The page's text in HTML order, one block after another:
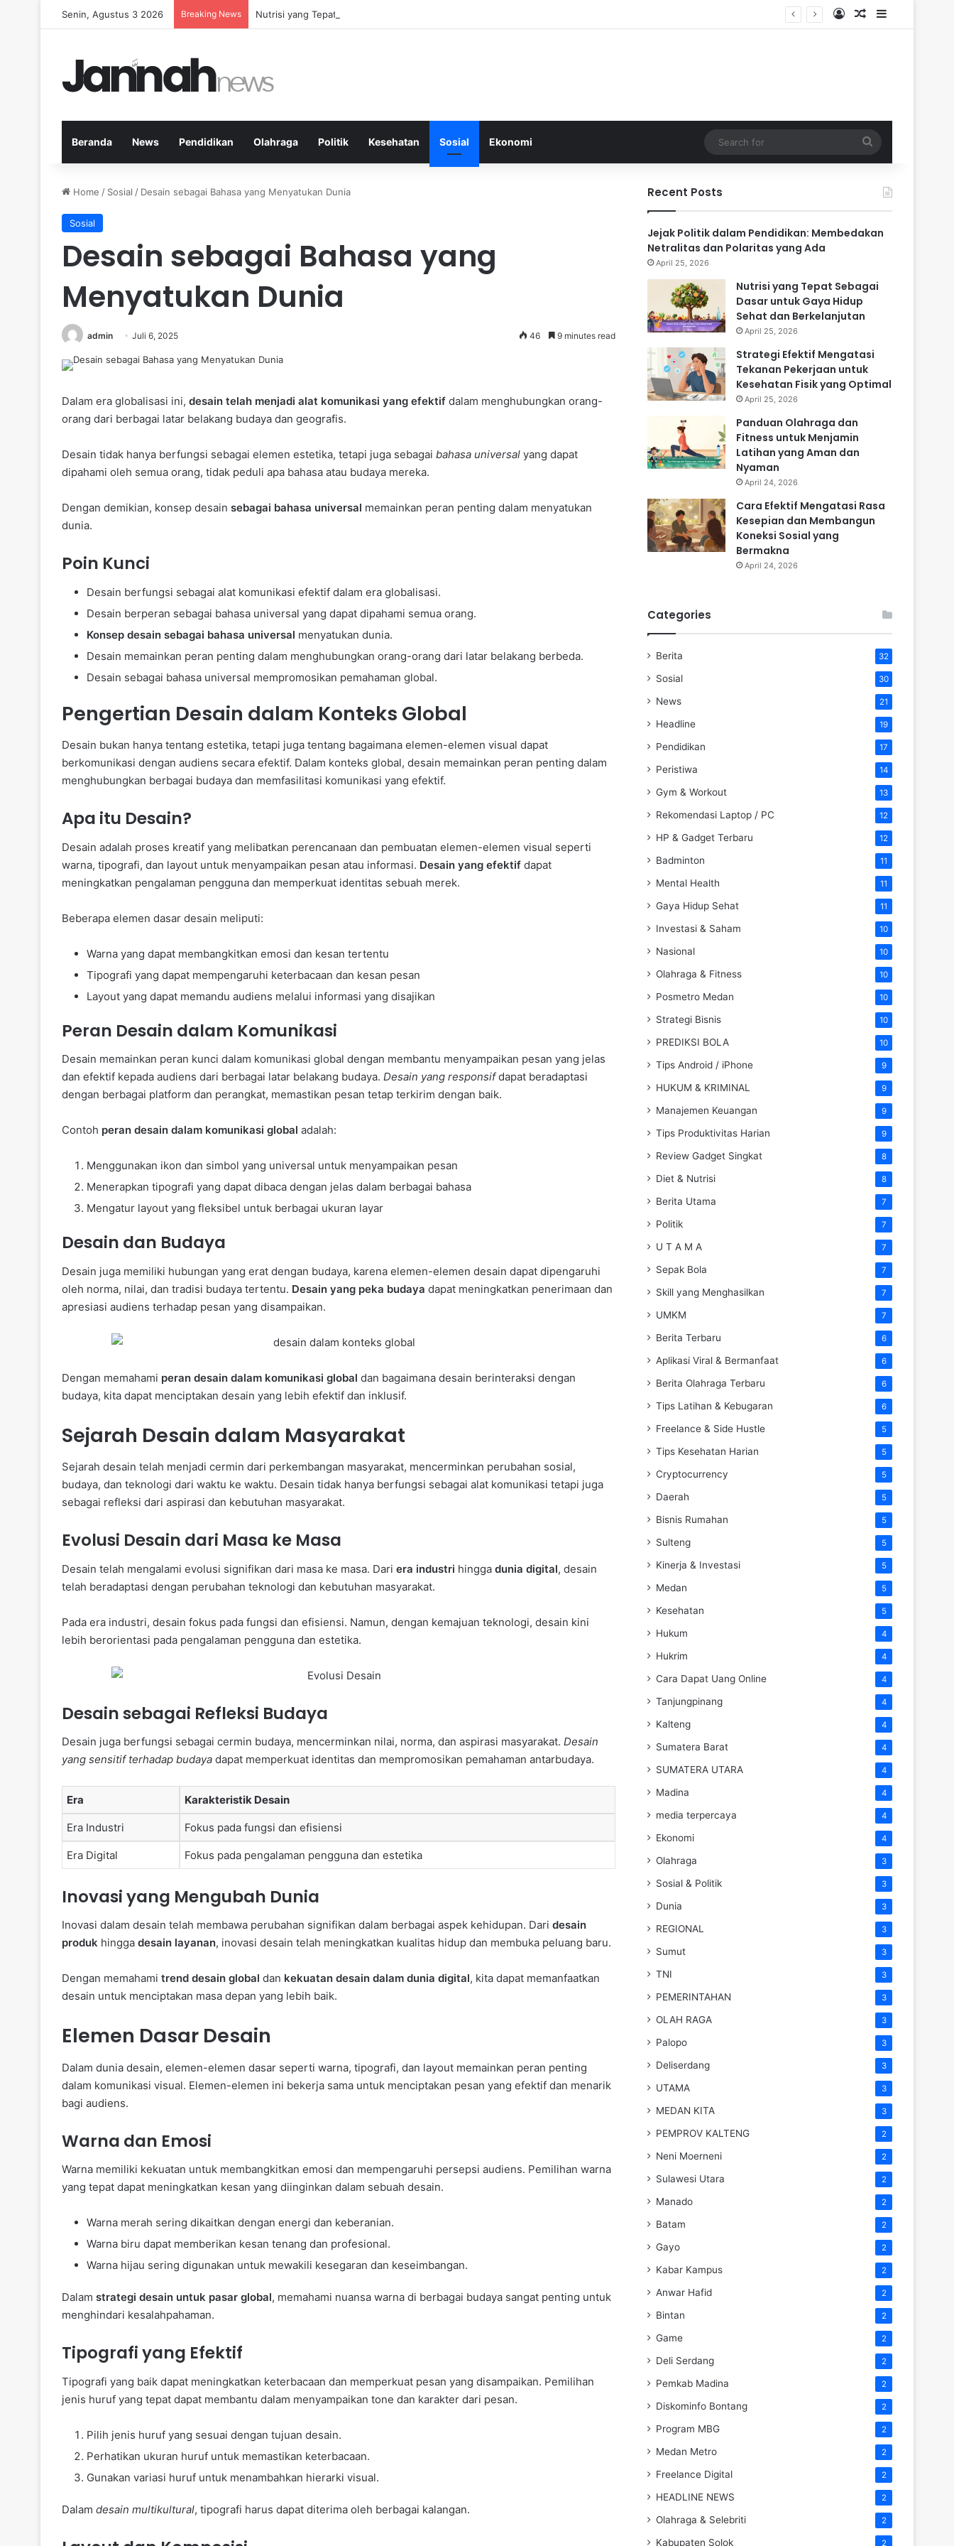
Senin, Agustus 3 2026 Breaking News Nutrisi yang Tepat Sebagai Dasar untuk Gaya Hidup Sehat dan Berkelanjutan Log InRandom Article
Sidebar
Beranda News Pendidikan Olahraga Politik Kesehatan Sosial Ekonomi
for
Home / Sosial / Desain sebagai Bahasa yang Menyatukan Dunia
Sosial
Desain sebagai Bahasa yang
Menyatukan Dunia
admin Juli 6, 2025 46 9 minutes read
Dalam era globalisasi ini, desain telah menjadi alat komunikasi yang efektif dalam menghubungkan orang-
orang dari berbagai latar belakang budaya dan geografis.
Desain tidak hanya berfungsi sebagai elemen estetika, tetapi juga sebagai bahasa universal yang dapat
dipahami oleh semua orang, tidak peduli apa bahasa atau budaya mereka.
Dengan demikian, konsep desain sebagai bahasa universal memainkan peran penting dalam menyatukan
dunia.
Poin Kunci
Desain berfungsi sebagai alat komunikasi efektif dalam era globalisasi.
Desain berperan sebagai bahasa universal yang dapat dipahami semua orang.
Konsep desain sebagai bahasa universal menyatukan dunia.
Desain memainkan peran penting dalam menghubungkan orang-orang dari latar belakang berbeda.
Desain sebagai bahasa universal mempromosikan pemahaman global.
Pengertian Desain dalam Konteks Global
Desain bukan hanya tentang estetika, tetapi juga tentang bagaimana elemen-elemen visual dapat
berkomunikasi dengan audiens secara efektif. Dalam konteks global, desain memainkan peran penting dalam
menghubungkan berbagai budaya dan memfasilitasi komunikasi yang efektif.
Apa itu Desain?
Desain adalah proses kreatif yang melibatkan perencanaan dan pembuatan elemen-elemen visual seperti
warna, tipografi, dan layout untuk menyampaikan pesan atau informasi. Desain yang efektif dapat
meningkatkan pengalaman pengguna dan memperkuat identitas sebuah merek.
Beberapa elemen dasar desain meliputi:
Warna yang dapat membangkitkan emosi dan kesan tertentu
Tipografi yang dapat mempengaruhi keterbacaan dan kesan pesan
Layout yang dapat memandu audiens melalui informasi yang disajikan
Peran Desain dalam Komunikasi
Desain memainkan peran kunci dalam komunikasi global dengan membantu menyampaikan pesan yang jelas
dan efektif kepada audiens dari berbagai latar belakang budaya. Desain yang responsifdapat beradaptasi
dengan berbagai platform dan perangkat, memastikan pesan tetap terkirim dengan baik.
Contoh peran desain dalam komunikasi global adalah:
Menggunakan ikon dan simbol yang universal untuk menyampaikan pesan
Menerapkan tipografi yang dapat dibaca dengan jelas dalam berbagai bahasa
Mengatur layout yang fleksibel untuk berbagai ukuran layar
Desain dan Budaya
Desain juga memiliki hubungan yang erat dengan budaya, karena elemen-elemen desain dapat dipengaruhi
oleh norma, nilai, dan tradisi budaya tertentu. Desain yang peka budaya dapat meningkatkan penerimaan dan
apresiasi audiens terhadap pesan yang disampaikan.
Dengan memahami peran desain dalam komunikasi global dan bagaimana desain berinteraksi dengan
budaya, kita dapat menciptakan desain yang lebih efektif dan inklusif.
Sejarah Desain dalam Masyarakat
Sejarah desain telah menjadi cermin dari perkembangan masyarakat, mencerminkan perubahan sosial,
budaya, dan teknologi dari waktu ke waktu. Desain tidak hanya berfungsi sebagai alat komunikasi tetapi juga
sebagai refleksi dari aspirasi dan kebutuhan masyarakat.
Evolusi Desain dari Masa ke Masa
Desain telah mengalami evolusi signifikan dari masa ke masa. Dari era industri hingga dunia digital, desain
telah beradaptasi dengan perubahan teknologi dan kebutuhan masyarakat.
Pada era industri, desain fokus pada fungsi dan efisiensi. Namun, dengan kemajuan teknologi, desain kini
lebih berorientasi pada pengalaman pengguna dan estetika.
Desain sebagai Refleksi Budaya
Desain juga berfungsi sebagai cermin budaya, mencerminkan nilai, norma, dan aspirasi masyarakat. Desain
yang sensitif terhadap budaya dapat memperkuat identitas dan mempromosikan pemahaman antarbudaya.
Era Karakteristik Desain
Era Industri Fokus pada fungsi dan efisiensi
Era Digital Fokus pada pengalaman pengguna dan estetika
Inovasi yang Mengubah Dunia
Inovasi dalam desain telah membawa perubahan signifikan dalam berbagai aspek kehidupan. Dari desain
produk hingga desain layanan, inovasi desain telah meningkatkan kualitas hidup dan membuka peluang baru.
Dengan memahami trend desain global dan kekuatan desain dalam dunia digital, kita dapat memanfaatkan
desain untuk menciptakan masa depan yang lebih baik.
Elemen Dasar Desain
Dalam dunia desain, elemen-elemen dasar seperti warna, tipografi, dan layout memainkan peran penting
dalam komunikasi visual. Elemen-elemen ini bekerja sama untuk menciptakan pesan yang efektif dan menarik
bagi audiens.
Warna dan Emosi
Warna memiliki kekuatan untuk membangkitkan emosi dan mempengaruhi persepsi audiens. Pemilihan warna
yang tepat dapat meningkatkan kesan yang diinginkan dalam sebuah desain.
Warna merah sering dikaitkan dengan energi dan keberanian.
Warna biru dapat memberikan kesan tenang dan profesional.
Warna hijau sering digunakan untuk mewakili kesegaran dan keseimbangan.
Dalam strategi desain untuk pasar global, memahami nuansa warna di berbagai budaya sangat penting untuk
menghindari kesalahpahaman.
Tipografi yang Efektif
Tipografi yang baik dapat meningkatkan keterbacaan dan memperkuat pesan yang disampaikan. Pemilihan
jenis huruf yang tepat dapat membantu dalam menyampaikan tone dan karakter dari pesan.
Pilih jenis huruf yang sesuai dengan tujuan desain.
Perhatikan ukuran huruf untuk memastikan keterbacaan.
Gunakan variasi huruf untuk menambahkan hierarki visual.
Dalam desain multikultural, tipografi harus dapat diterima oleh berbagai kalangan.
Recent Posts
Jejak Politik dalam Pendidikan: Membedakan
Netralitas dan Polaritas yang Ada
April 25, 2026
Nutrisi yang Tepat Sebagai
Dasar untuk Gaya Hidup
Sehat dan Berkelanjutan
April 25, 2026
Strategi Efektif Mengatasi
Tekanan Pekerjaan untuk
Kesehatan Fisik yang Optimal
April 25, 2026
Panduan Olahraga dan
Fitness untuk Menjamin
Latihan yang Aman dan
Nyaman
April 24, 2026
Cara Efektif Mengatasi Rasa
Kesepian dan Membangun
Koneksi Sosial yang
Bermakna
April 24, 2026
Categories
Berita 32
Sosial 30
News 21
Headline 19
Pendidikan 17
Peristiwa 14
Gym & Workout 13
Rekomendasi Laptop / PC 12
HP & Gadget Terbaru 12
Badminton 11
Mental Health 11
Gaya Hidup Sehat 11
Investasi & Saham 10
Nasional 10
Olahraga & Fitness 10
Posmetro Medan 10
Strategi Bisnis 10
PREDIKSI BOLA 10
Tips Android / iPhone 9
HUKUM & KRIMINAL 9
Manajemen Keuangan 9
Tips Produktivitas Harian 9
Review Gadget Singkat 8
Diet & Nutrisi 8
Berita Utama 7
Politik 7
U T A M A 7
Sepak Bola 7
Skill yang Menghasilkan 7
UMKM 7
Berita Terbaru 6
Aplikasi Viral & Bermanfaat 6
Berita Olahraga Terbaru 6
Tips Latihan & Kebugaran 6
Freelance & Side Hustle 5
Tips Kesehatan Harian 5
Cryptocurrency 5
Daerah 5
Bisnis Rumahan 5
Sulteng 5
Kinerja & Investasi 5
Medan 5
Kesehatan 5
Hukum 4
Hukrim 4
Cara Dapat Uang Online 4
Tanjungpinang 4
Kalteng 4
Sumatera Barat 4
SUMATERA UTARA 4
Madina 4
media terpercaya 4
Ekonomi 4
Olahraga 3
Sosial & Politik 3
Dunia 3
REGIONAL 3
Sumut 3
TNI 3
PEMERINTAHAN 3
OLAH RAGA 3
Palopo 3
Deliserdang 3
UTAMA 3
MEDAN KITA 3
PEMPROV KALTENG 2
Neni Moerneni 2
Sulawesi Utara 2
Manado 2
Batam 2
Gayo 2
Kabar Kampus 2
Anwar Hafid 2
Bintan 2
Game 2
Deli Serdang 2
Pemkab Madina 2
Diskominfo Bontang 2
Program MBG 2
Medan Metro 2
Freelance Digital 2
HEADLINE NEWS 2
Olahraga & Selebriti 2
Kabupaten Solok 2